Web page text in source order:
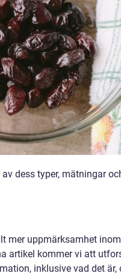
dess typer, mätningar
mer uppmärksamhet
artikel kommer vi att
inklusive vad det är,